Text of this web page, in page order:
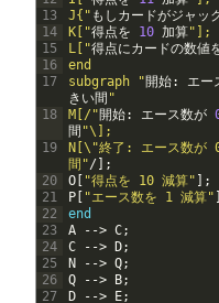
13
14
15
16
17
18
19
20
21
22
23
24
25
26
27
J{" もしカードがジャッ
K["得点を 10 加算"];
L["得点にカードの数値
end
subgraph "開始: エー
きい間 "
M[/"開始: エース数が
間 "\];
N[\"終了: エース数が 0
間"/] ;
O [ "得点を 10 減算" ] ;
P [ "エース数を 1 減算" ]
end
A
--> C;
C
--> D;
N
--> Q;
Q
--> B;
D
--> E;